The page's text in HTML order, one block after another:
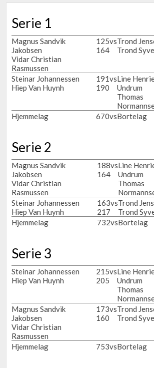
Serie 1
Magnus Sandvik
Jakobsen
Vidar Christian
Rasmussen
125
164
vsTrond
Trond
Steinar Johannessen
Hiep Van Huynh
191
190
vsLine
Undrum
Thomas
Hjemmelag 670vsBortelag
Serie 2
Magnus Sandvik
Jakobsen
Vidar Christian
Rasmussen
188
164
vsLine
Undrum
Thomas
Steinar Johannessen
Hiep Van Huynh
163
217
vsTrond
Trond
Hjemmelag
732vsBortelag
Serie 3
Steinar Johannessen
Hiep Van Huynh
215
205
vsLine
Undrum
Thomas
Magnus Sandvik
Jakobsen
Vidar Christian
Rasmussen
173
160
vsTrond
Trond
Hjemmelag 753vsBortelag